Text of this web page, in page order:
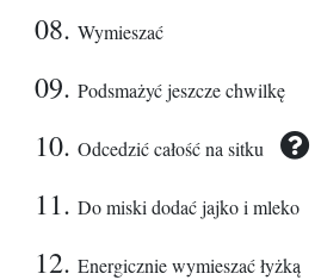
Wymieszać
Podsmażyć jeszcze chwilkę
Odcedzić całość na sitku
Do miski dodać jajko i mleko
Energicznie wymieszać łyżką